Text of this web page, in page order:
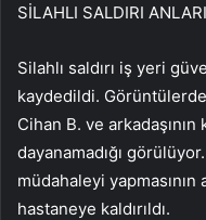
SİLAHLI SALDIRI
Silahlı saldırı iş yeri
kaydedildi.
Cihan B. ve arkadaşının
dayanamadığı
müdahaleyi
hastaneye kaldırıldı.